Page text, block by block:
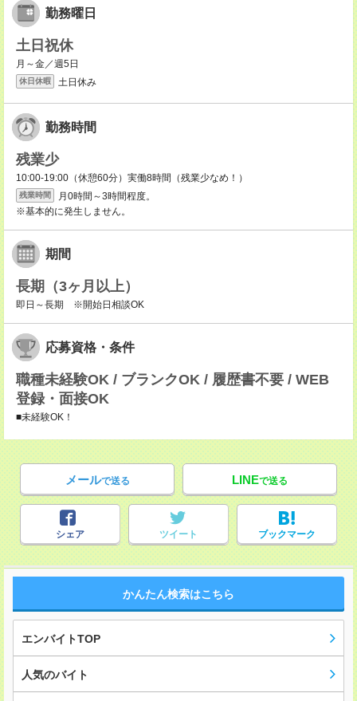
勤務曜日
土日祝休
月～金／週5日
休日休暇 土日休み
勤務時間
残業少
10:00-19:00（休憩60分）実働8時間（残業少なめ！）
残業時間
月0時間～3時間程度。
※基本的に発生しません。
期間
長期（3ヶ月以上）
即日～長期 ※開始日相談OK
応募資格・条件
職種未経験OK / ブランクOK / 履歴書不要 / WEB
登録・面接OK
■未経験OK！
メールで送る LINEで送る
シェア ツイート ブックマーク
かんたん検索はこちら
エンバイトTOP
人気のバイト